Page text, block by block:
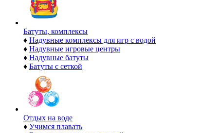
Батуты, комплексы
♦ Надувные комплексы для игр с водой
♦ Надувные игровые центры
♦ Надувные батуты
♦ Батуты с сеткой
Отдых на воде
♦ Учимся плавать